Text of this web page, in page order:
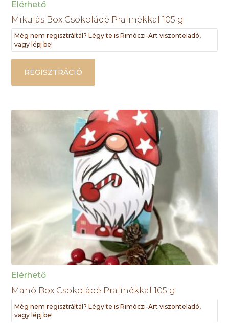
Elérhető
Mikulás Box Csokoládé Pralinékkal 105 g
Még nem regisztráltál? Légy te is Rimóczi-Art viszonteladó,
vagy lépj be!
REGISZTRÁCIÓ
Elérhető
Manó Box Csokoládé Pralinékkal 105 g
Még nem regisztráltál? Légy te is Rimóczi-Art viszonteladó,
vagy lépj be!